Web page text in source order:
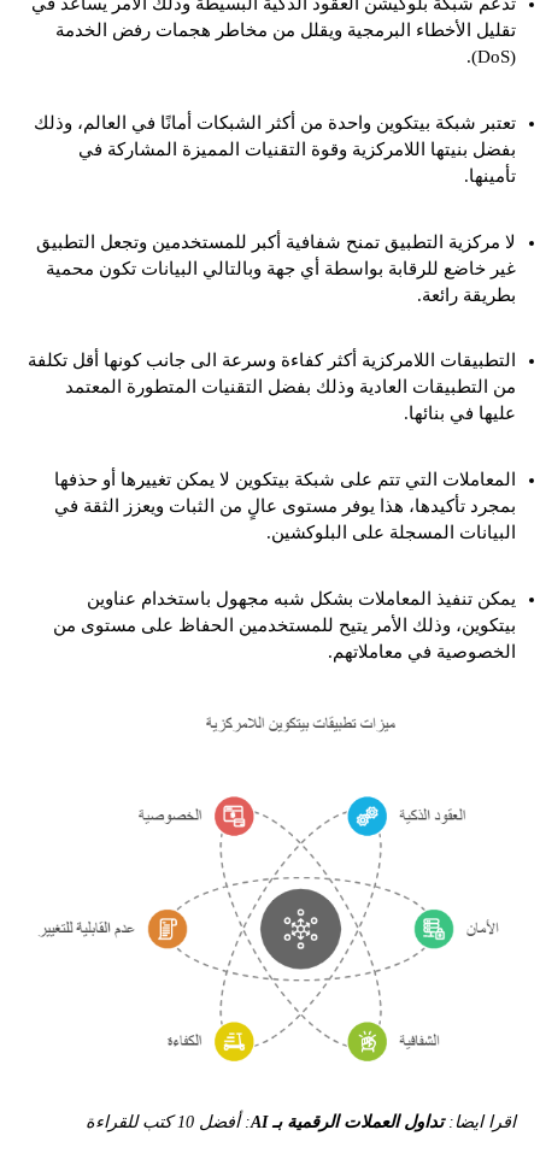
تقليل الأخطاء البرمجية ويقلل من مخاطر هجمات رفض الخدمة
(DoS).
تعتبر شبكة بيتكوين واحدة من أكثر الشبكات أمانًا في العالم، وذلك
بفضل بنيتها اللامركزية وقوة التقنيات المميزة المشاركة في
تأمينها.
لا مركزية التطبيق تمنح شفافية أكبر للمستخدمين وتجعل التطبيق
غير خاضع للرقابة بواسطة أي جهة وبالتالي البيانات تكون محمية
بطريقة رائعة.
التطبيقات اللامركزية أكثر كفاءة وسرعة الى جانب كونها أقل تكلفة
من التطبيقات العادية وذلك بفضل التقنيات المتطورة المعتمد
عليها في بنائها.
المعاملات التي تتم على شبكة بيتكوين لا يمكن تغييرها أو حذفها
بمجرد تأكيدها، هذا يوفر مستوى عالٍ من الثبات ويعزز الثقة في
البيانات المسجلة على البلوكشين.
يمكن تنفيذ المعاملات بشكل شبه مجهول باستخدام عناوين
بيتكوين، وذلك الأمر يتيح للمستخدمين الحفاظ على مستوى من
الخصوصية في معاملاتهم.
اقرا ايضا:تداول العملات الرقمية بـ AI : أفضل 10 كتب للقراءة